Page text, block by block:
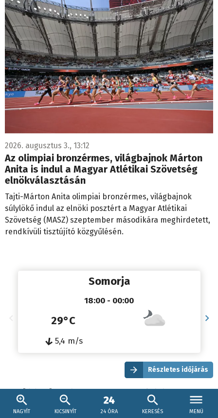
NAGYÍT KICSINYÍT 24 ÓRA KERESÉS MENÜ
2026. augusztus 3., 13:12
Az olimpiai bronzérmes, világbajnok Márton
Anita is indul a Magyar Atlétikai Szövetség
elnökválasztásán
Tajti-Márton Anita olimpiai bronzérmes, világbajnok
súlylökő indul az elnöki posztért a Magyar Atlétikai
Szövetség (MASZ) szeptember másodikára meghirdetett,
rendkívüli tisztújító közgyűlésén.
Somorja
18:00 - 00:00
29°C
↓ 5,4 m/s
Részletes időjárás
Időjárás előrejelzésünk aMET Norwaysegítségével jelenik meg.